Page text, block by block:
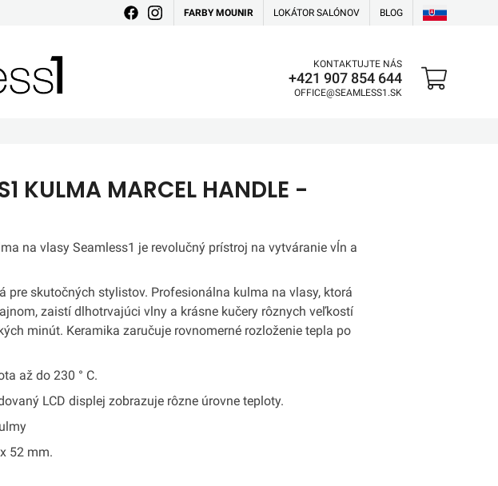
FARBY MOUNIR LOKÁTOR SALÓNOV BLOG
KONTAKTUJTE NÁS
+421 907 854 644
OFFICE@SEAMLESS1.SK
KULMA MARCEL HANDLE -
na vlasy Seamless1 je revolučný prístroj na vytváranie vĺn a
pre skutočných stylistov. Profesionálna kulma na vlasy, ktorá
zaistí dlhotrvajúci vlny a krásne kučery rôznych veľkostí
minút. Keramika zaručuje rovnomerné rozloženie tepla po
až do 230 ° C.
LCD displej zobrazuje rôzne úrovne teploty.
52 mm.